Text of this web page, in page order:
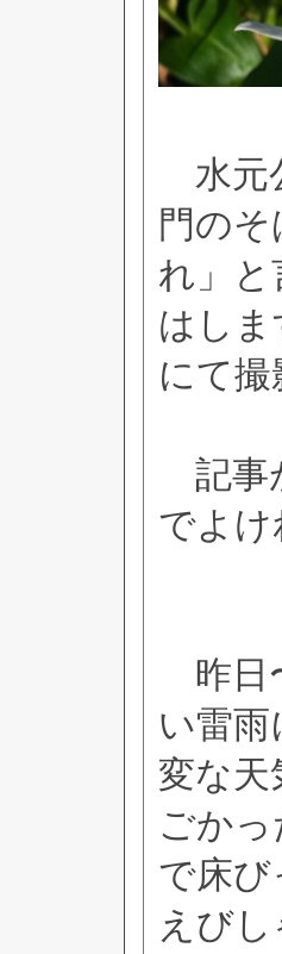
水元
門の
れ」
はしま
にて撮
記事
でよ
昨日
い雷
変な天
ごか
で床び
えび